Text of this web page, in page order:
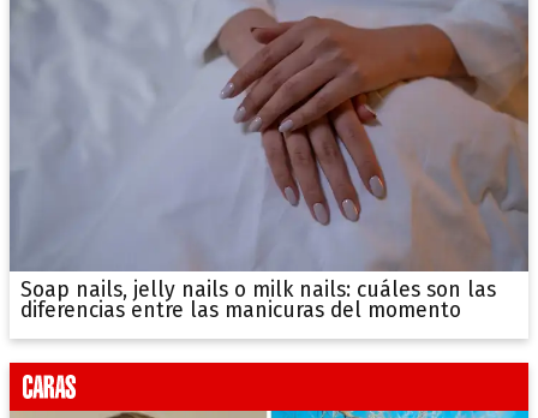
Soap nails, jelly nails o milk nails: cuáles son las
diferencias entre las manicuras del momento